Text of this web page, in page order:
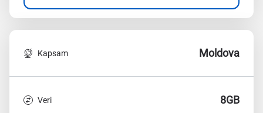
Kapsam Moldova
Veri 8GB